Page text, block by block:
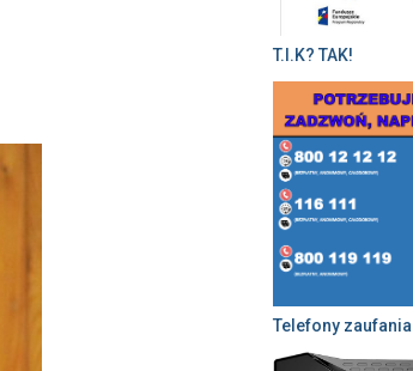
T.I.K? TAK!
Telefony zaufania